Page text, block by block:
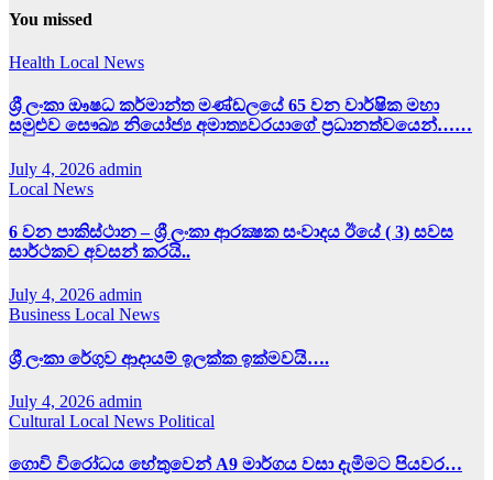
You missed
Health Local News
ශ්‍රී ලංකා ඖෂධ කර්මාන්ත මණ්ඩලයේ 65 වන වාර්ෂික මහා
සමුළුව සෞඛ්‍ය නියෝජ්‍ය අමාත්‍යවරයාගේ ප්‍රධානත්වයෙන්……
July 4, 2026 admin
Local News
6 වන පාකිස්ථාන – ශ්‍රී ලංකා ආරක්‍ෂක සංවාදය ඊයේ ( 3) සවස
සාර්ථකව අවසන් කරයි..
July 4, 2026 admin
Business Local News
ශ්‍රී ලංකා රේගුව ආදායම් ඉලක්ක ඉක්මවයි….
July 4, 2026 admin
Cultural Local News Political
ගොවි විරෝධය හේතුවෙන් A9 මාර්ගය වසා දැමිමට පියවර…